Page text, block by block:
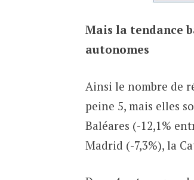
Mais la tendance
autonomes
Ainsi le nombre de
peine 5, mais elles
Baléares (-12,1%
Madrid (-7,3%), la